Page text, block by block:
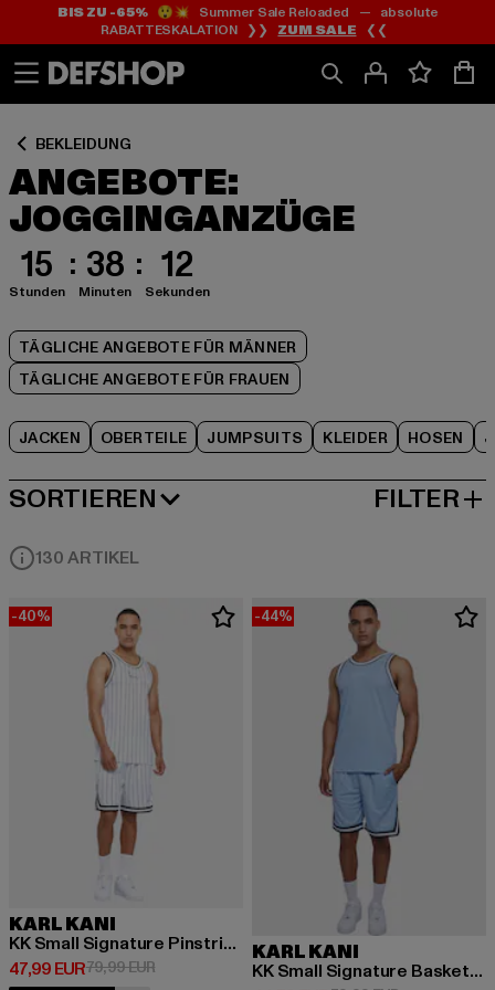
Zum
Inhalt
springen
Zum
Fußzeile
springen
BIS ZU -65%😲💥 Summer Sale Reloaded — absolute
RABATTESKALATION ❯❯ ZUM SALE ❮❮
BEKLEIDUNG
ANGEBOTE:
JOGGINGANZÜGE
15
Stunden
38
Minuten
12
Sekunden
TÄGLICHE ANGEBOTE FÜR MÄNNER
TÄGLICHE ANGEBOTE FÜR FRAUEN
JACKEN OBERTEILE JUMPSUITS KLEIDER HOSEN
Zum
Produktraster
springen
SORTIEREN
BELIEBTESTE FILTER
130 ARTIKEL
-40%
KARL KANI
KK Small Signature Pinstripe Basketball
47,99 EUR
Derzeitiger Preis: 47,99 EUR
79,99 EURAktionspreis: 79,99 EUR
-44%
KARL KANI
KK Small Signature Basketball